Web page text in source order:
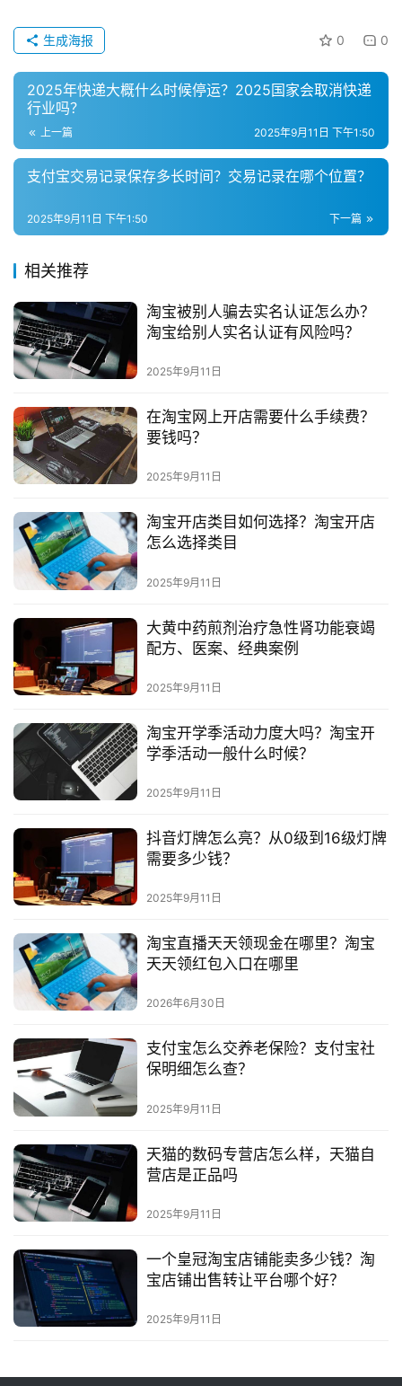
流
推
广
私
社
群
问
社
区
0 0
生成海报
2025年快递大概什么时候停运？2025国家会取消快递
行业吗？
上一篇 2025年9月11日 下午1:50
支付宝交易记录保存多长时间？交易记录在哪个位置？
下一篇
2025年9月11日 下午1:50
相关推荐
淘宝被别人骗去实名认证怎么办？
淘宝给别人实名认证有风险吗？
2025年9月11日
在淘宝网上开店需要什么手续费？
要钱吗？
2025年9月11日
淘宝开店类目如何选择？淘宝开店
怎么选择类目
2025年9月11日
大黄中药煎剂治疗急性肾功能衰竭
配方、医案、经典案例
2025年9月11日
淘宝开学季活动力度大吗？淘宝开
学季活动一般什么时候？
2025年9月11日
抖音灯牌怎么亮？从0级到16级灯牌
需要多少钱？
2025年9月11日
淘宝直播天天领现金在哪里？淘宝
天天领红包入口在哪里
2026年6月30日
支付宝怎么交养老保险？支付宝社
保明细怎么查？
2025年9月11日
天猫的数码专营店怎么样，天猫自
营店是正品吗
2025年9月11日
一个皇冠淘宝店铺能卖多少钱？淘
宝店铺出售转让平台哪个好？
2025年9月11日